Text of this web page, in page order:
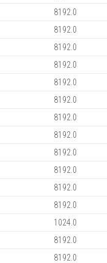
8192.0
8192.0
8192.0
8192.0
8192.0
8192.0
8192.0
8192.0
8192.0
8192.0
8192.0
8192.0
1024.0
8192.0
8192.0